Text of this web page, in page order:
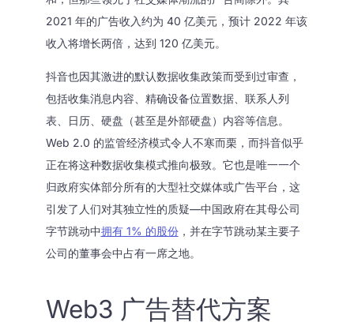
2021 年的广告收入约为 40 亿美元，预计 2022 年该
收入将增长两倍，达到 120 亿美元。
抖音也因其激进的默认数据收集政策而受到过审查，
包括收集消息内容、精确设备位置数据、联系人列
表、日历、硬盘（甚至是外部硬盘）内容等信息。
Web 2.0 的监管经济模式令人不寒而栗，而抖音似乎
正在将这种数据收集模式推向极致。它也是唯一一个
归政府实体部分所有的大型社交媒体或广告平台，这
引发了人们对其独立性的质疑—中国政府在其母公司
字节跳动中拥有 1% 的股份，并在字节跳动某主要子
公司的董事会中占有一席之地。
Web3 广告替代方案